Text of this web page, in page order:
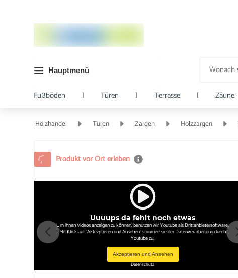
Hauptmenü
Fußböden | Türen | Terrasse | Zäune
Holzhandel Türen Zargen Holzzargen
Produkt vor Ort erleben
Uuuups da fehlt noch etwas
Um ihnen Videos anzeigen zu können, benutzen wir Youtube als Drittanbietersoftware.
Mit Klick auf "Aktezptieren und Ansehen" stimmen sie der Datenverarbeitung durch
Youtube zu.
Akzeptieren und Ansehen
Datenschutz